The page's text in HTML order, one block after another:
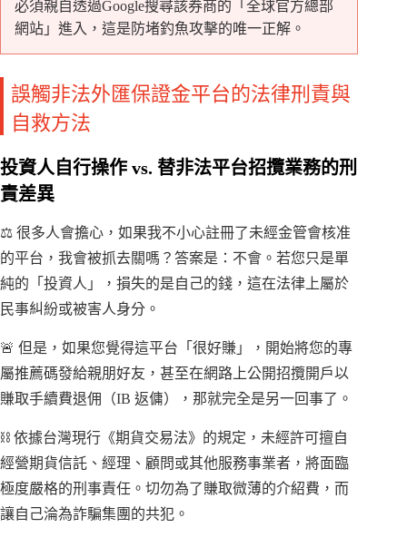
必須親自透過Google搜尋該券商的「全球官方總部
網站」進入，這是防堵釣魚攻擊的唯一正解。
誤觸非法外匯保證金平台的法律刑責與
自救方法
投資人自行操作 vs. 替非法平台招攬業務的刑
責差異
⚖️ 很多人會擔心，如果我不小心註冊了未經金管會核准
的平台，我會被抓去關嗎？答案是：不會。若您只是單
純的「投資人」，損失的是自己的錢，這在法律上屬於
民事糾紛或被害人身分。
🚨 但是，如果您覺得這平台「很好賺」，開始將您的專
屬推薦碼發給親朋好友，甚至在網路上公開招攬開戶以
賺取手續費退佣（IB 返傭），那就完全是另一回事了。
⛓️ 依據台灣現行《期貨交易法》的規定，未經許可擅自
經營期貨信託、經理、顧問或其他服務事業者，將面臨
極度嚴格的刑事責任。切勿為了賺取微薄的介紹費，而
讓自己淪為詐騙集團的共犯。